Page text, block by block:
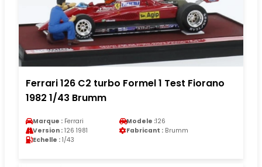
Ferrari 126 C2 turbo Formel 1 Test Fiorano
1982 1/43 Brumm
Marque : Ferrari Modele :126
Version : 126 1981 Fabricant : Brumm
Echelle : 1/43